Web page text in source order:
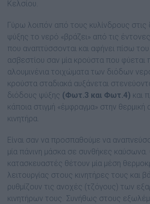
Κελσίου.
Γύρω λοιπόν από τους κυλίνδρους στις
ψύξης το νερό «βράζει» από τις
που αναπτύσσονται και αφήνει πίσω
ασβεστίου σαν µία κρούστα που φύεται
αλουµινένια τοιχώµατα των διόδων
κρούστα σταδιακά αυξάνεται
διόδους ψύξης (Φωτ.3 και Φωτ.4) και
κάποια στιγµή «έµφραγµα» στην θερµική
κινητήρα.
Είναι σαν να προσπαθούµε να
µία πάνινη µάσκα σε συνθήκες καύσωνα.
κατασκευαστές θέτουν µία µέση
λειτουργίας στους κινητήρες τους και
ρυθµίζουν τις ανοχές (τζόγους) των
κινητήρων τους. Συνήθως στους